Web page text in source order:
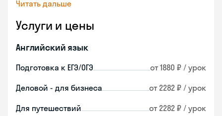
Читать дальше
Услуги и цены
Английский язык
Подготовка к ЕГЭ/ОГЭ от 1880 ₽ / урок
Деловой - для бизнеса от 2282 ₽ / урок
Для путешествий от 2282 ₽ / урок